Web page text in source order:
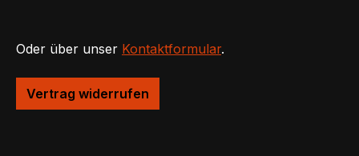
Oder über unser Kontaktformular.
Vertrag widerrufen